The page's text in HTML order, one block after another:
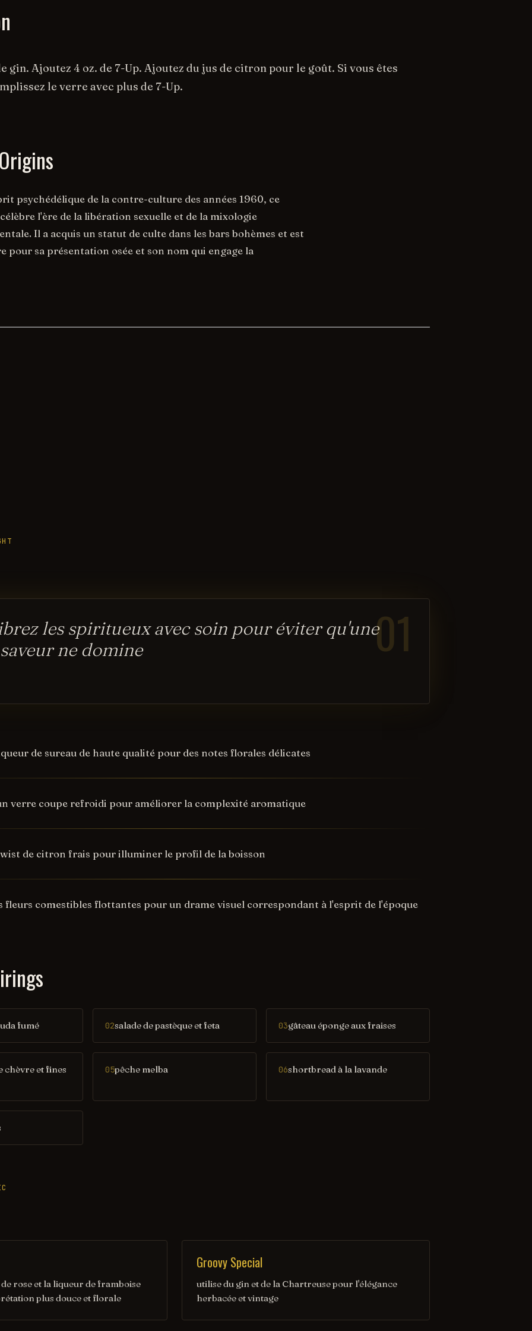
gin. Ajoutez 4 oz. de 7-Up. Ajoutez du jus de citron pour le goût. Si vous êtes
le verre avec plus de 7-Up.
psychédélique de la contre-culture des années 1960, ce
l'ère de la libération sexuelle et de la mixologie
Il a acquis un statut de culte dans les bars bohèmes et est
pour sa présentation osée et son nom qui engage la
01
les spiritueux avec soin pour éviter qu'une
ne domine
de sureau de haute qualité pour des notes florales délicates
verre coupe refroidi pour améliorer la complexité aromatique
de citron frais pour illuminer le profil de la boisson
fleurs comestibles flottantes pour un drame visuel correspondant à l'esprit de l'époque
fumé 02salade de pastèque et feta 03gâteau éponge aux fraises
chèvre et fines
05pêche melba 06shortbread à la lavande
rose et la liqueur de framboise
plus douce et florale
Groovy Special
utilise du gin et de la Chartreuse pour l'élégance
herbacée et vintage